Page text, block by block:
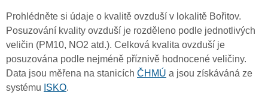
Prohlédněte si údaje o kvalitě ovzduší v lokalitě Bořitov.
Posuzování kvality ovzduší je rozděleno podle jednotlivých
veličin (PM10, NO2 atd.). Celková kvalita ovzduší je
posuzována podle nejméně příznivě hodnocené veličiny.
Data jsou měřena na stanicích ČHMÚ a jsou získáváná ze
systému ISKO.